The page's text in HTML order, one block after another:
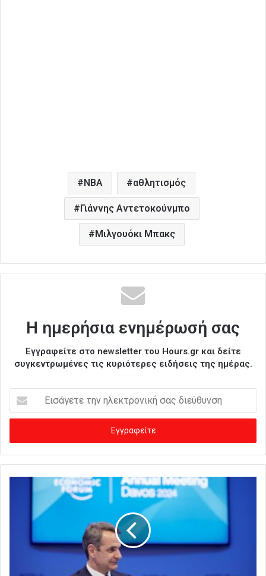
NBA αθλητισμός
Γιάννης Αντετοκούνμπο
Μιλγουόκι Μπακς
Η ημερήσια ενημέρωσή σας
Εγγραφείτε στο newsletter του Hours.gr και δείτε
συγκεντρωμένες τις κυριότερες ειδήσεις της ημέρας.
σ
γ
ε